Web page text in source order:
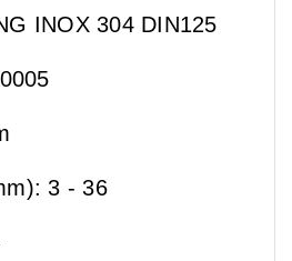
INOX 304 DIN125
3 - 36